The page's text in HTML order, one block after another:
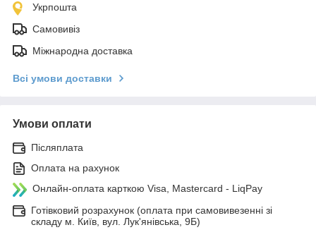
Укрпошта
Самовивіз
Міжнародна доставка
Всі умови доставки
Умови оплати
Післяплата
Оплата на рахунок
Онлайн-оплата карткою Visa, Mastercard - LiqPay
Готівковий розрахунок (оплата при самовивезенні зі
складу м. Київ, вул. Лук'янівська, 9Б)